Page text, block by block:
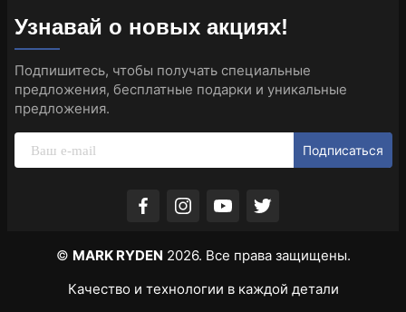
Узнавай о новых акциях!
Подпишитесь, чтобы получать специальные
предложения, бесплатные подарки и уникальные
предложения.
Подписаться
© MARK RYDEN 2026. Все права защищены.
Качество и технологии в каждой детали